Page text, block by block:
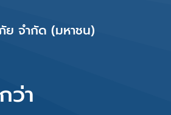
ย จำกัด (มหาชน)
ว่า